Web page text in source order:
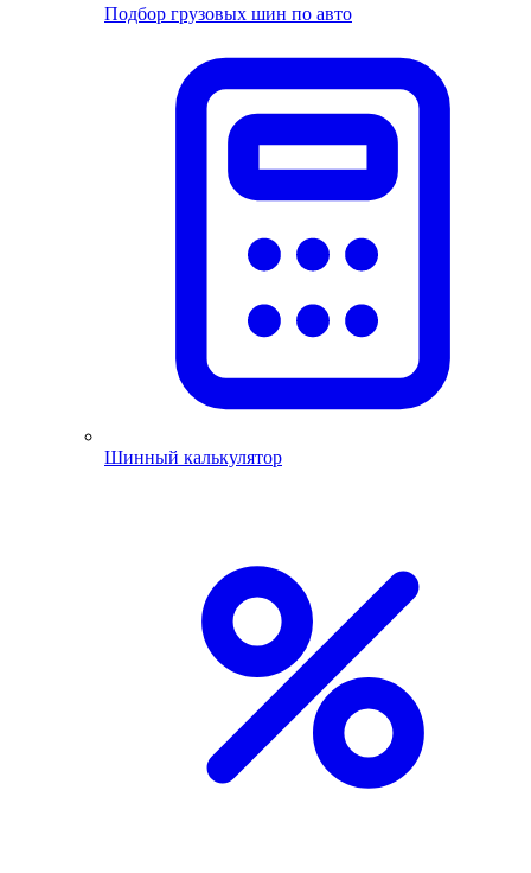
Подбор грузовых шин по авто
Шинный калькулятор